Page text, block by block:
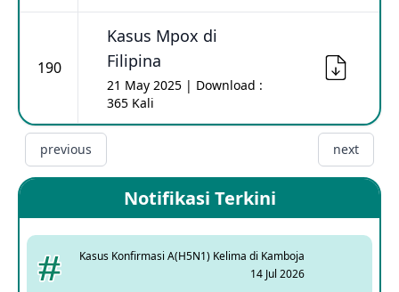
190
Kasus Mpox di
Filipina
21 May 2025 | Download :
365 Kali
previous next
Notifikasi Terkini
Kasus Konfirmasi A(H5N1) Kelima di Kamboja
14 Jul 2026